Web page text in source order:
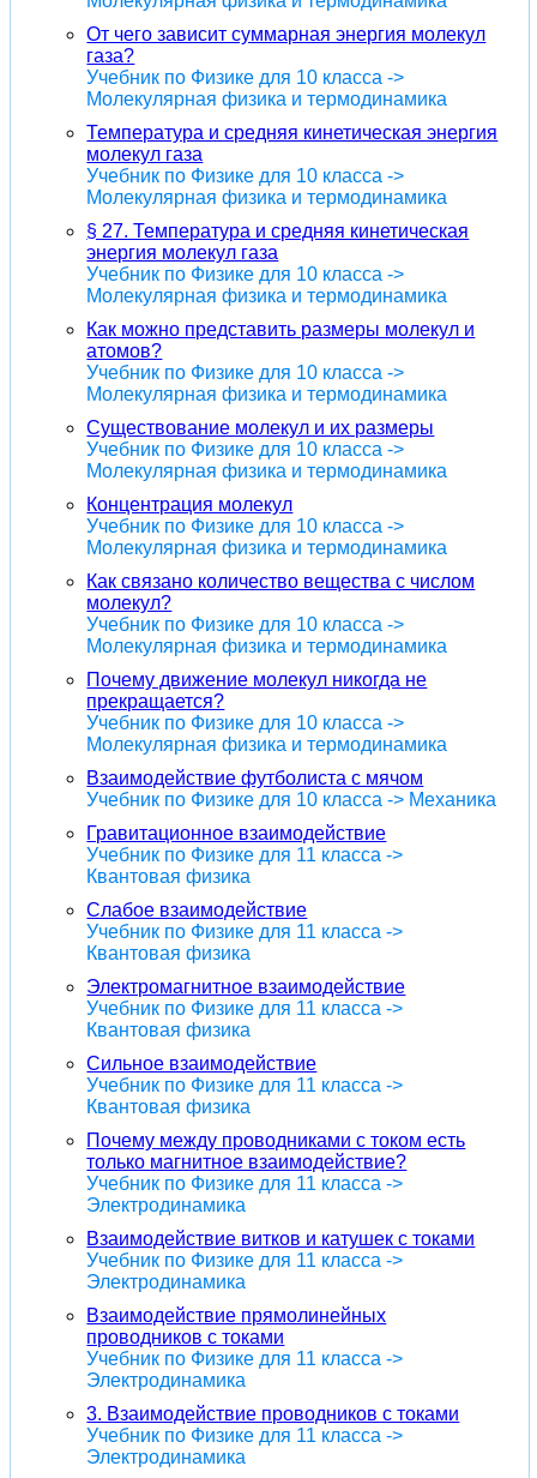
От чего зависит суммарная энергия молекул
газа?
Учебник по Физике для 10 класса ->
Молекулярная физика и термодинамика
Температура и средняя кинетическая энергия
молекул газа
Учебник по Физике для 10 класса ->
Молекулярная физика и термодинамика
§ 27. Температура и средняя кинетическая
энергия молекул газа
Учебник по Физике для 10 класса ->
Молекулярная физика и термодинамика
Как можно представить размеры молекул и
атомов?
Учебник по Физике для 10 класса ->
Молекулярная физика и термодинамика
Существование молекул и их размеры
Учебник по Физике для 10 класса ->
Молекулярная физика и термодинамика
Концентрация молекул
Учебник по Физике для 10 класса ->
Молекулярная физика и термодинамика
Как связано количество вещества с числом
молекул?
Учебник по Физике для 10 класса ->
Молекулярная физика и термодинамика
Почему движение молекул никогда не
прекращается?
Учебник по Физике для 10 класса ->
Молекулярная физика и термодинамика
Взаимодействие футболиста с мячом
Учебник по Физике для 10 класса -> Механика
Гравитационное взаимодействие
Учебник по Физике для 11 класса ->
Квантовая физика
Слабое взаимодействие
Учебник по Физике для 11 класса ->
Квантовая физика
Электромагнитное взаимодействие
Учебник по Физике для 11 класса ->
Квантовая физика
Сильное взаимодействие
Учебник по Физике для 11 класса ->
Квантовая физика
Почему между проводниками с током есть
только магнитное взаимодействие?
Учебник по Физике для 11 класса ->
Электродинамика
Взаимодействие витков и катушек с токами
Учебник по Физике для 11 класса ->
Электродинамика
Взаимодействие прямолинейных
проводников с токами
Учебник по Физике для 11 класса ->
Электродинамика
3. Взаимодействие проводников с токами
Учебник по Физике для 11 класса ->
Электродинамика